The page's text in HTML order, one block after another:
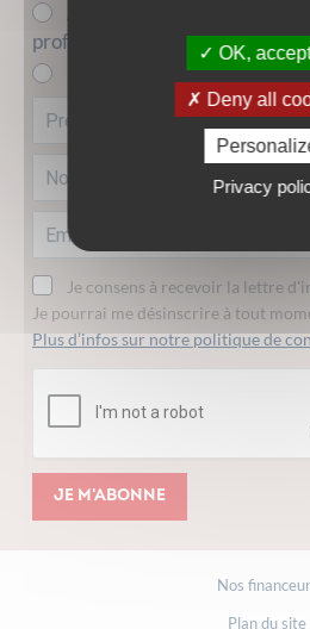
professionnelle
Entreprise partenaire
Je consens à recevoir la lettre
Je pourrai me désinscrire à tout
Plus d’infos sur notre politique de
Je m'abonne
Nos
Plan du site
OK, accept
Deny all
Privacy